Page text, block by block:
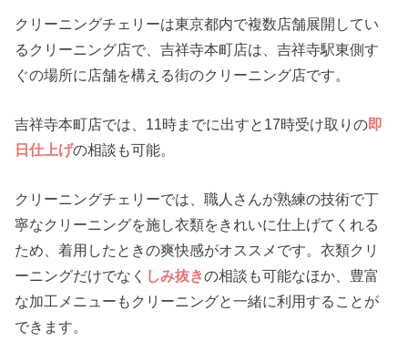
クリーニングチェリーは東京都内で複数店舗展開してい
るクリーニング店で、吉祥寺本町店は、吉祥寺駅東側す
ぐの場所に店舗を構える街のクリーニング店です。
吉祥寺本町店では、11時までに出すと17時受け取りの即
日仕上げの相談も可能。
クリーニングチェリーでは、職人さんが熟練の技術で丁
寧なクリーニングを施し衣類をきれいに仕上げてくれる
ため、着用したときの爽快感がオススメです。衣類クリ
ーニングだけでなく しみ抜きの相談も可能なほか、豊富
な加工メニューもクリーニングと一緒に利用することが
できます。